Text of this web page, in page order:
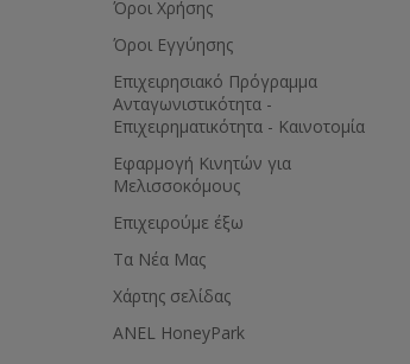
Όροι Χρήσης
Όροι Εγγύησης
Eπιχειρησιακό Πρόγραμμα
Ανταγωνιστικότητα -
Επιχειρηματικότητα - Καινοτομία
Εφαρμογή Κινητών για
Μελισσοκόμους
Επιχειρούμε έξω
Τα Νέα Μας
Χάρτης σελίδας
ANEL HoneyPark